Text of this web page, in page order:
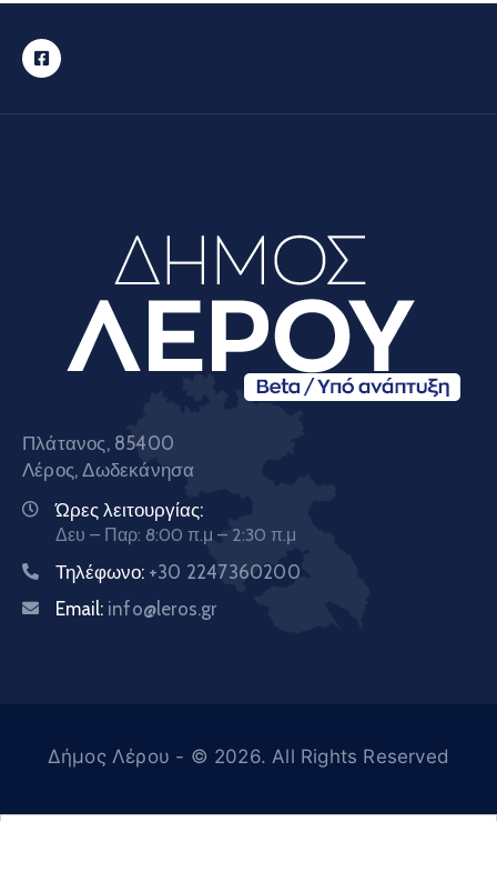
Πλάτανος, 85400
Λέρος, Δωδεκάνησα
Ώρες λειτουργίας:
Δευ – Παρ: 8:00 π.μ – 2:30 π.μ
Τηλέφωνο: +30 2247360200
Email: info@leros.gr
Δήμος Λέρου - © 2026. All Rights Reserved